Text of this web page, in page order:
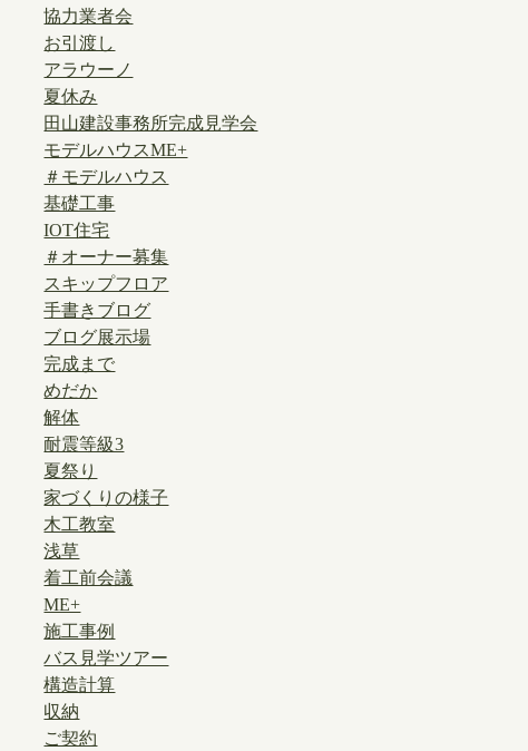
協力業者会
お引渡し
アラウーノ
夏休み
田山建設事務所完成見学会
モデルハウスME+
＃モデルハウス
基礎工事
IOT住宅
＃オーナー募集
スキップフロア
手書きブログ
ブログ展示場
完成まで
めだか
解体
耐震等級3
夏祭り
家づくりの様子
木工教室
浅草
着工前会議
ME+
施工事例
バス見学ツアー
構造計算
収納
ご契約